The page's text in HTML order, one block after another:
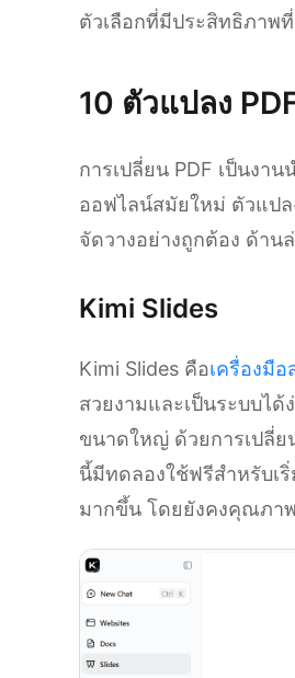
ตัวเลือกที่มีประสิทธิภาพ
10 ตัวแปลง
การเปลี่ยน PDF เป็นงา
ออฟไลน์สมัยใหม่ ตัวแปล
จัดวางอย่างถูกต้อง ด้าน
Kimi Slides
Kimi Slides คือเครื่องมือ
สวยงามและเป็นระบบไ
ขนาดใหญ่ ด้วยการเปลี่
นี้มีทดลองใช้ฟรีสำหรับเ
มากขึ้น โดยยังคงคุณภา